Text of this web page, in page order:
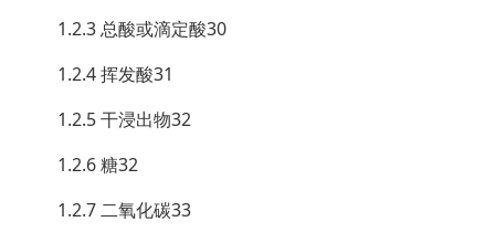
1.2.3 总酸或滴定酸30
1.2.4 挥发酸31
1.2.5 干浸出物32
1.2.6 糖32
1.2.7 二氧化碳33